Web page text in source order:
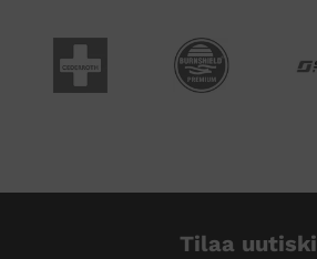
Tilaa